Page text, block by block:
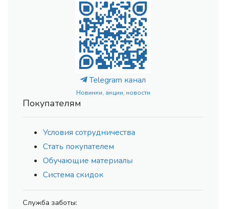
Telegram канал
Новинки, акции, новости
Покупателям
Условия сотрудничества
Стать покупателем
Обучающие материалы
Система скидок
Служба заботы: